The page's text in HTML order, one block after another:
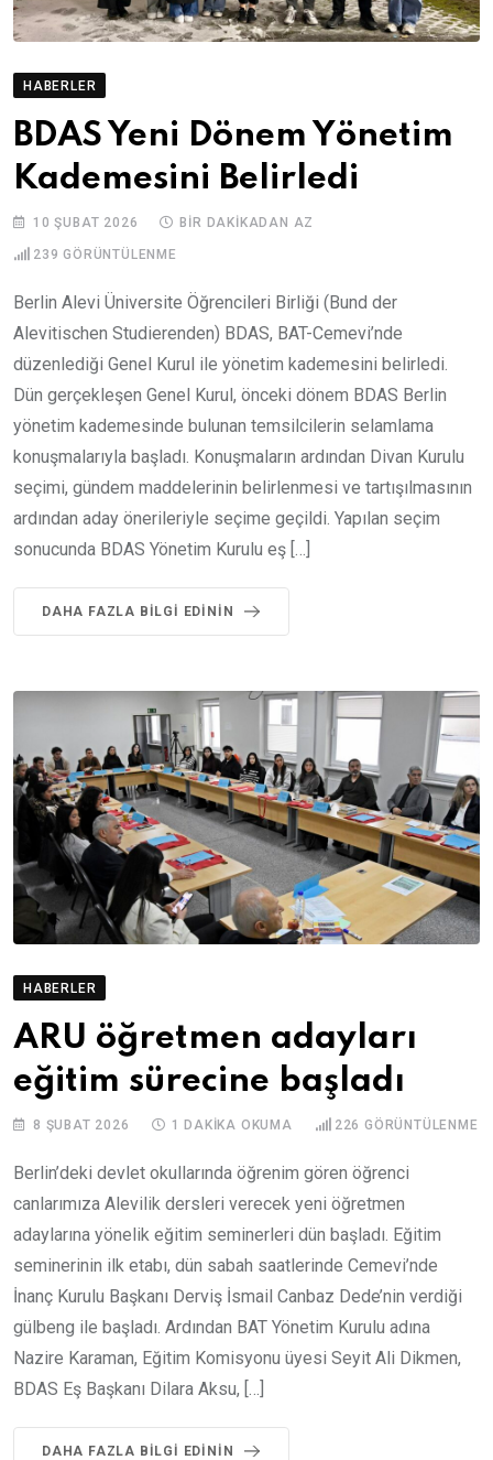
HABERLER
BDAS Yeni Dönem Yönetim
Kademesini Belirledi
10 ŞUBAT 2026 BIR DAKIKADAN AZ
239 GÖRÜNTÜLENME
Berlin Alevi Üniversite Öğrencileri Birliği (Bund der
Alevitischen Studierenden) BDAS, BAT-Cemevi’nde
düzenlediği Genel Kurul ile yönetim kademesini belirledi.
Dün gerçekleşen Genel Kurul, önceki dönem BDAS Berlin
yönetim kademesinde bulunan temsilcilerin selamlama
konuşmalarıyla başladı. Konuşmaların ardından Divan Kurulu
seçimi, gündem maddelerinin belirlenmesi ve tartışılmasının
ardından aday önerileriyle seçime geçildi. Yapılan seçim
sonucunda BDAS Yönetim Kurulu eş […]
DAHA FAZLA BILGI EDININ
HABERLER
ARU öğretmen adayları
eğitim sürecine başladı
8 ŞUBAT 2026 1 DAKIKA OKUMA 226 GÖRÜNTÜLENME
Berlin’deki devlet okullarında öğrenim gören öğrenci
canlarımıza Alevilik dersleri verecek yeni öğretmen
adaylarına yönelik eğitim seminerleri dün başladı. Eğitim
seminerinin ilk etabı, dün sabah saatlerinde Cemevi’nde
İnanç Kurulu Başkanı Derviş İsmail Canbaz Dede’nin verdiği
gülbeng ile başladı. Ardından BAT Yönetim Kurulu adına
Nazire Karaman, Eğitim Komisyonu üyesi Seyit Ali Dikmen,
BDAS Eş Başkanı Dilara Aksu, […]
DAHA FAZLA BILGI EDININ